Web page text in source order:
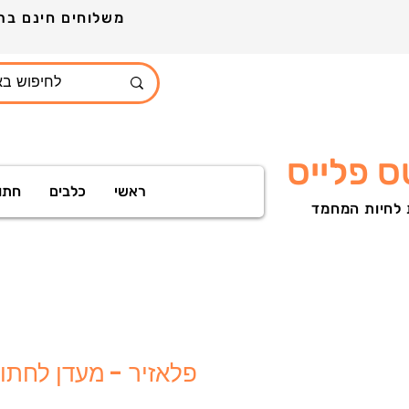
ראשי כלבים פלייס
לחיות המחמד